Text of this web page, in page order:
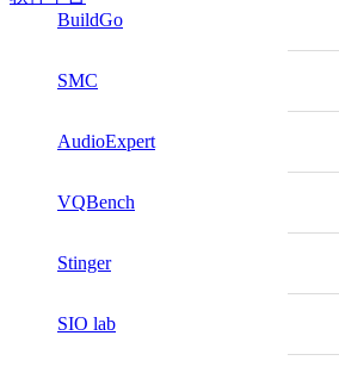
BuildGo
SMC
AudioExpert
VQBench
Stinger
SIO lab